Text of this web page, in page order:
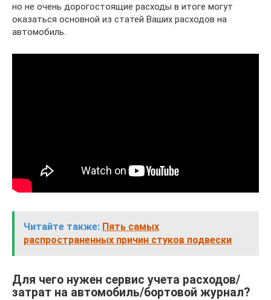
но не очень дорогостоящие расходы в итоге могут
оказаться основной из статей Ваших расходов на
автомобиль.
Читайте также: Пять самых
распространенных причин стуков подвески
Для чего нужен сервис учета расходов/
затрат на автомобиль/бортовой журнал?